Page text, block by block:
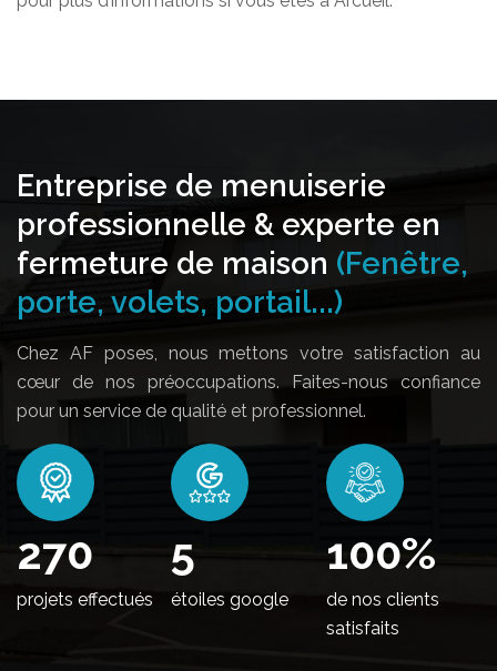
Entreprise de menuiserie
professionnelle & experte en
fermeture de maison (Fenêtre,
porte, volets, portail...)
Chez AF poses, nous mettons votre satisfaction au
cœur de nos préoccupations. Faites-nous confiance
pour un service de qualité et professionnel.
324
projets effectués
5
étoiles google
100%
de nos clients
satisfaits